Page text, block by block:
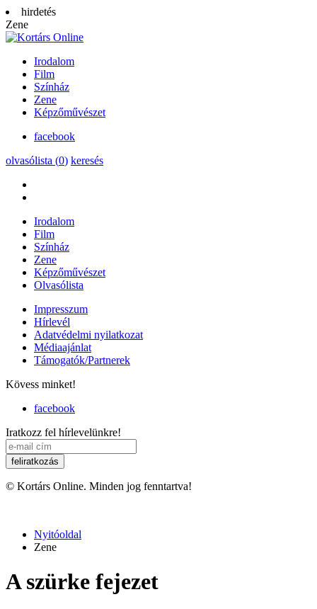
hirdetés
Zene
Irodalom
Film
Színház
Zene
Képzőművészet
facebook
olvasólista (0) keresés
Irodalom
Film
Színház
Zene
Képzőművészet
Olvasólista
Impresszum
Hírlevél
Adatvédelmi nyilatkozat
Médiaajánlat
Támogatók/Partnerek
Kövess minket!
facebook
Iratkozz fel hírlevelünkre!
© Kortárs Online. Minden jog fenntartva!
Nyitóoldal
Zene
A szürke fejezet